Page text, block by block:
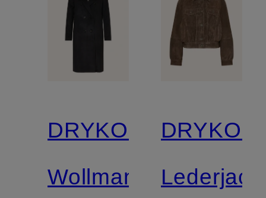
DRYKORN
Wollmantel